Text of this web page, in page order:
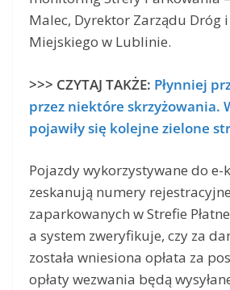
Malec, Dyrektor Zarządu Dróg
Miejskiego w Lublinie.
>>> CZYTAJ TAKŻE: Płynniej
przez niektóre skrzyżowania.
pojawiły się kolejne zielone
Pojazdy wykorzystywane do
zeskanują numery
zaparkowanych w Strefie
a system zweryfikuje, czy za
została wniesiona opłata za
opłaty wezwania będą